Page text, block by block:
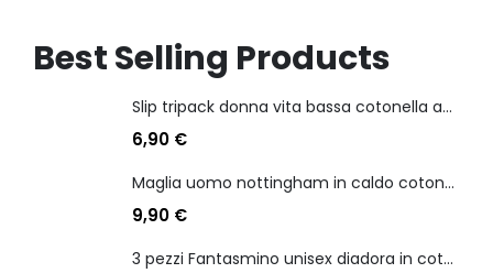
Best Selling Products
Slip tripack donna vita bassa cotonella art 3165 in cotone elasticizzato
6,90 €
Maglia uomo nottingham in caldo cotone scollo a v manica lunga
9,90 €
3 pezzi Fantasmino unisex diadora in cotone mercerizzato tg dalla 35 alla 46